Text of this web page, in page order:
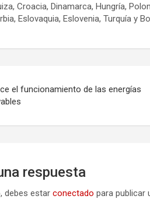
Croacia, Dinamarca, Hungría,
Eslovaquia, Eslovenia, Turquía y
el funcionamiento de las energías
respuesta
debes estar conectado para publicar